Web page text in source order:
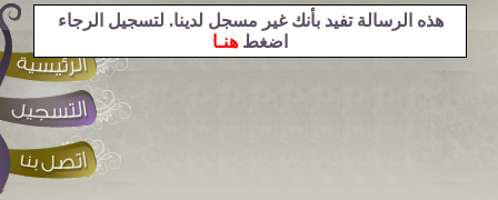
هذه الرسالة تفيد بأنك غير مسجل لدينا. لتسجيل الرجاء
اضغط هنـا